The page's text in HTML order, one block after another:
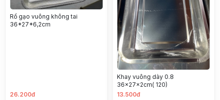
Rổ gạo vuông không tai
36*27*6,2cm
26.200đ
Khay vuông dày 0.8
36x27x2cm( 120)
13.500đ